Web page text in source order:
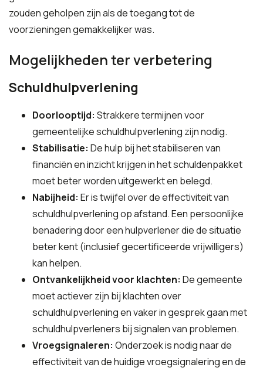
zouden geholpen zijn als de toegang tot de
voorzieningen gemakkelijker was.
Mogelijkheden ter verbetering
Schuldhulpverlening
Doorlooptijd: Strakkere termijnen voor
gemeentelijke schuldhulpverlening zijn nodig.
Stabilisatie: De hulp bij het stabiliseren van
financiën en inzicht krijgen in het schuldenpakket
moet beter worden uitgewerkt en belegd.
Nabijheid: Er is twijfel over de effectiviteit van
schuldhulpverlening op afstand. Een persoonlijke
benadering door een hulpverlener die de situatie
beter kent (inclusief gecertificeerde vrijwilligers)
kan helpen.
Ontvankelijkheid voor klachten: De gemeente
moet actiever zijn bij klachten over
schuldhulpverlening en vaker in gesprek gaan met
schuldhulpverleners bij signalen van problemen.
Vroegsignaleren: Onderzoek is nodig naar de
effectiviteit van de huidige vroegsignalering en de